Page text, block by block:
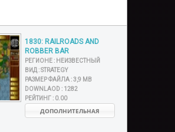
1830: RAILROADS AND
ROBBER BAR
РЕГИОНЕ : НЕИЗВЕСТНЫЙ
ВИД :STRATEGY
РАЗМЕР ФАЙЛА :3,9 MB
DOWNLAOD : 1282
РЕЙТИНГ : 0.00
ДОПОЛНИТЕЛЬНАЯ